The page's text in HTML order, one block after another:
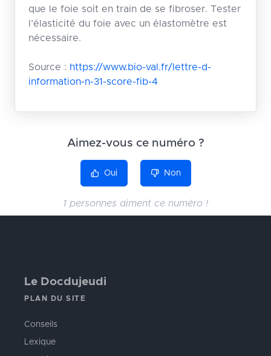
que le foie soit en train de se fibroser. Tester
l’élasticité du foie avec un élastomètre est
nécessaire.
Source : https://www.bio-val.fr/lettre-d-
information-n-31-score-fib-4
Aimez-vous ce numéro ?
Oui Non
1 personnes aiment ce numéro !
Le Docdujeudi
PLAN DU SITE
Conseils
Lexique